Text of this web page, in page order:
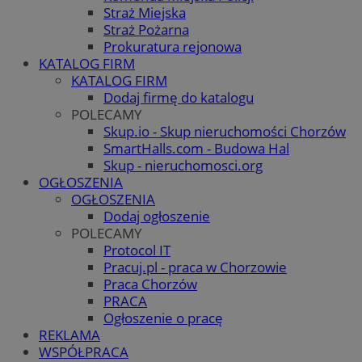
Straż Miejska
Straż Pożarna
Prokuratura rejonowa
KATALOG FIRM
KATALOG FIRM
Dodaj firmę do katalogu
POLECAMY
Skup.io - Skup nieruchomości Chorzów
SmartHalls.com - Budowa Hal
Skup - nieruchomosci.org
OGŁOSZENIA
OGŁOSZENIA
Dodaj ogłoszenie
POLECAMY
Protocol IT
Pracuj.pl - praca w Chorzowie
Praca Chorzów
PRACA
Ogłoszenie o pracę
REKLAMA
WSPÓŁPRACA